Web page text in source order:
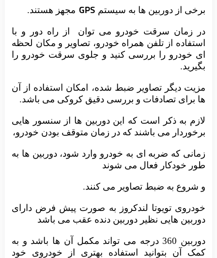
برخی از دوربین ها به سیستم GPS مجهز هستند.
در زمان سرقت خودرو می توان
از راه دور و با
استفاده از تلفن همراه خودرو، تصاویر و مکان لحظه
ای خودرو را بررسی کنید و جلوی سرقت خودرو را
بگیرید.
مزیت دیگر تصاویر ضبط شده، امکان استفاده از آن
ها برای تصادفات و بررسی دقیق کروکی می باشد.
لازم به ذکر است که این دوربین ها از سنسور هایی
برخوردار می باشند که در زمان متوقف بودن خودرو،
زمانی که ضربه ای به خودرو وارد شود، دوربین ها به
طور خودکار فعال می شوند
و شروع به ضبط تصاویر می کنند.
خودروی تویوتا لندکروز به صورت پیش فرض دارای
دوربین هایی نظیر دوربین دنده عقب می باشد
دوربین 360 درجه می تواند مکمل آن ها باشد و به
کمک آن بتوانید استفاده بهتری از خودروی خود